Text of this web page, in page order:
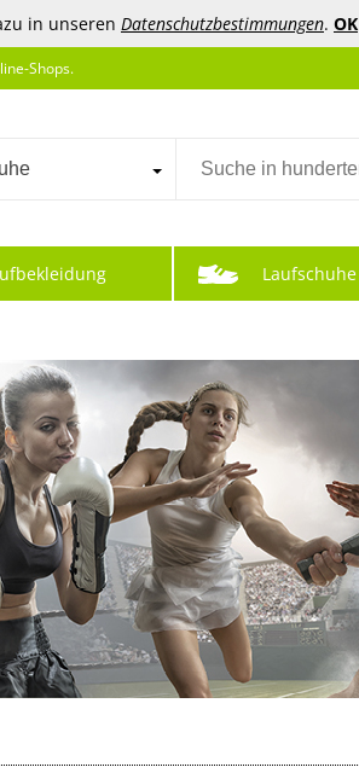
in unseren Datenschutzbestimmungen. OK
Shops.
Laufschuhe